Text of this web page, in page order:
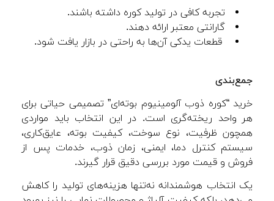
تجربه کافی در تولید کوره داشته باشند.
گارانتی معتبر ارائه دهند.
قطعات یدکی آن‌ها به راحتی در بازار یافت شود.
جمع‌بندی
خرید “کوره ذوب آلومینیوم بوته‌ای” تصمیمی حیاتی برای
هر واحد ریخته‌گری است. در این انتخاب باید مواردی
همچون ظرفیت، نوع سوخت، کیفیت بوته، عایق‌کاری،
سیستم کنترل دما، ایمنی، زمان ذوب، خدمات پس از
فروش و قیمت مورد بررسی دقیق قرار گیرند.
یک انتخاب هوشمندانه نه‌تنها هزینه‌های تولید را کاهش